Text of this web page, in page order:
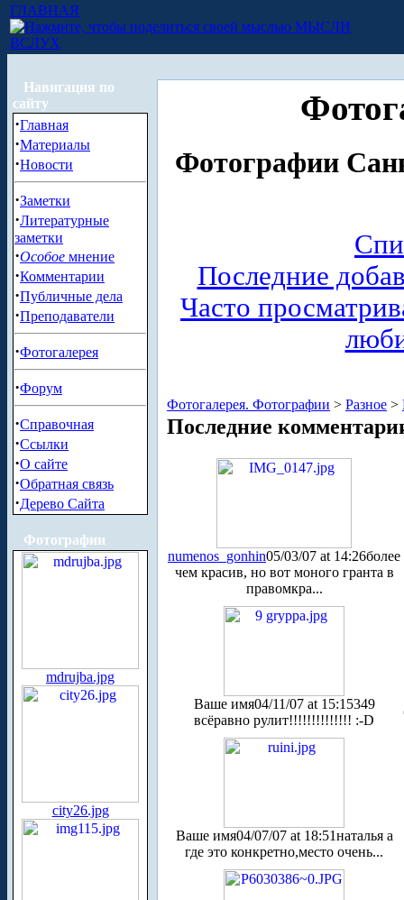
ГЛАВНАЯ
МЫСЛИ
ВСЛУХ
Навигация по
сайту
·Главная
·Материалы
·Новости
·Заметки
·Литературные
заметки
·Особое мнение
·Комментарии
·Публичные дела
·Преподаватели
·Фотогалерея
·Форум
·Справочная
·Ссылки
·О сайте
·Обратная связь
·Дерево Сайта
Фотографии
mdrujba.jpg
city26.jpg
Фотографии
Последние
Часто
Фотогалерея. Фотографии > Разное >
Последние
numenos_gonhin05/03/07 at 14:26более
чем красив, но вот моного гранта в
правомкра...
Ваше имя04/11/07 at 15:15349
всёравно рулит!!!!!!!!!!!!!! :-D
Ваше имя04/07/07 at 18:51наталья а
где это конкретно,место очень...